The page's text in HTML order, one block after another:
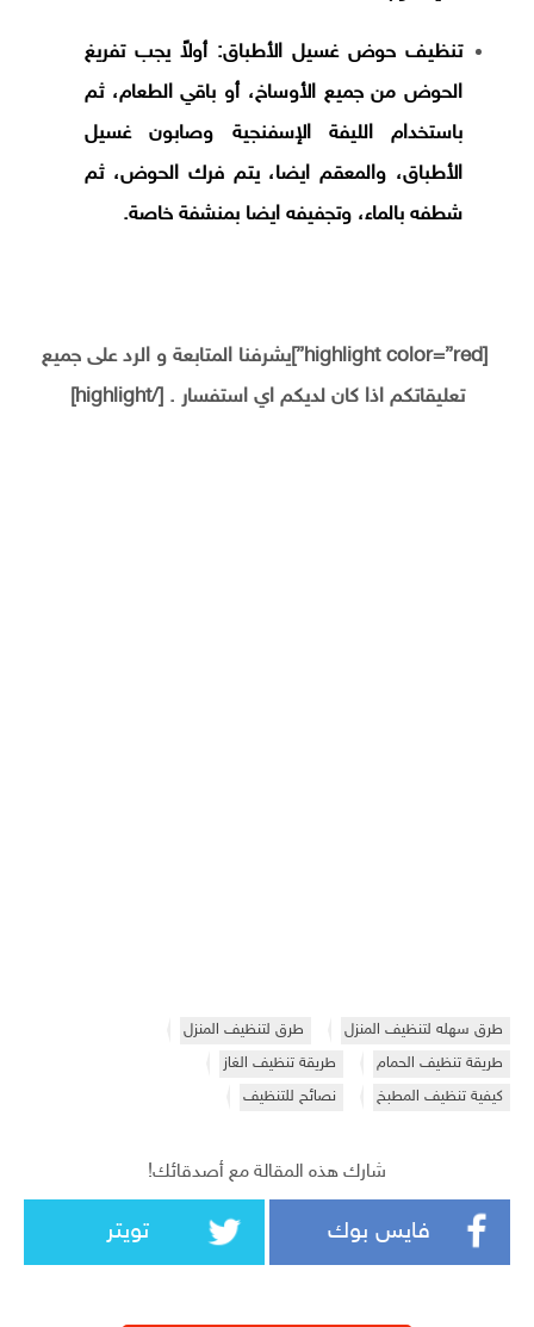
تنظيف حوض غسيل الأطباق: أولاً يجب تفريغ
الحوض من جميع الأوساخ، أو باقي الطعام، ثم
باستخدام الليفة الإسفنجية وصابون غسيل
الأطباق، والمعقم ايضا، يتم فرك الحوض، ثم
شطفه بالماء، وتجفيفه ايضا بمنشفة خاصة.
[highlight color=”red”]يشرفنا المتابعة و الرد على جميع
تعليقاتكم اذا كان لديكم اي استفسار . [/highlight]
طرق سهله لتنظيف المنزل
طرق لتنظيف المنزل
طريقة تنظيف الحمام
طريقة تنظيف الغاز
كيفية تنظيف المطبخ
نصائح للتنظيف
شارك هذه المقالة مع أصدقائك!
فايس بوك تويتر